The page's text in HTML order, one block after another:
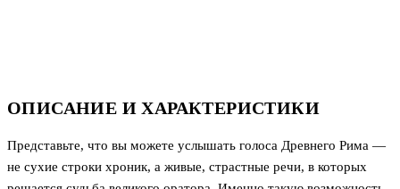
ОПИСАНИЕ И ХАРАКТЕРИСТИКИ
Представьте, что вы можете услышать голоса Древнего Рима —
не сухие строки хроник, а живые, страстные речи, в которых